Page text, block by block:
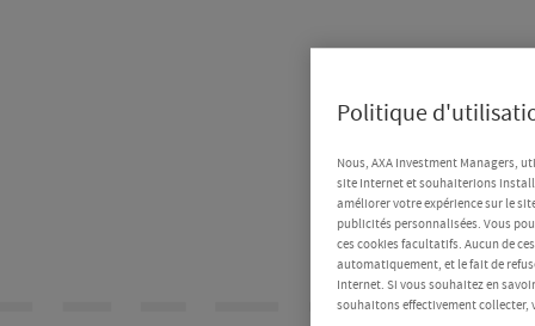
Politique
Nous, AXA Investment Managers,
site Internet et souhaiterions
améliorer votre expérience sur le
publicités personnalisées. Vous
ces cookies facultatifs. Aucun de
automatiquement, et le fait de
Internet. Si vous souhaitez en
souhaitons effectivement collecter,